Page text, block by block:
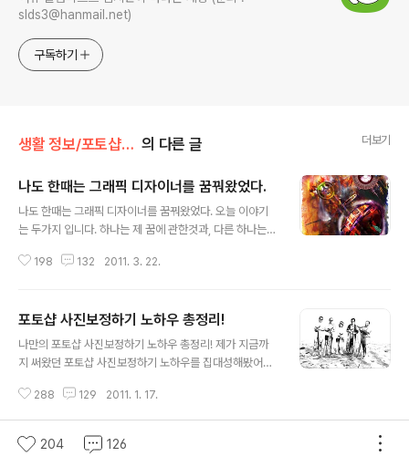
slds3@hanmail.net)
구독하기
생활 정보/포토샵 사진 보정 의 다른 글 더보기
나도 한때는 그래픽 디자이너를 꿈꿔왔었다.
나도 한때는 그래픽 디자이너를 꿈꿔왔었다. 오늘 이야기
는 두가지 입니다. 하나는 제 꿈에 관한것과, 다른 하나는
래픽 디자이너가 되는 것이였습니다. 대학시절 저는 CG에
하기도 했었고 3D 그래픽 작업이 너무나 즐거웠습니다. 외
국의 유명한 그래픽 아티스트의 작품을 보며 그들처럼 되
고 싶어 꿈을 키웠고 밤새도록 매달려 만들어낸 작품을 사
창조해내는 일은 창작을 하기 위해 늘상 고민이 뒤따랐지
198 132 2011. 3. 22.
포토샵 사진보정하기 노하우 총정리!
나만의 포토샵 사진보정하기 노하우 총정리! 제가 지금까
지 써왔던 포토샵 사진보정하기 노하우를 집대성해봤어요.
통해 포토샵을 이해하고 사진을 좀 더 안정되고 멋드러지
게 보정할 수 있는 글을 써왔는데 여기서 가장 중요하다고
생각되는 부분만 추려서 정리 했습니다. 단순히 모아놓았
다기 보단 포토샵에 대한 저의 생각과 경험을 토대로 살을
288 129 2011. 1. 17.
204 126